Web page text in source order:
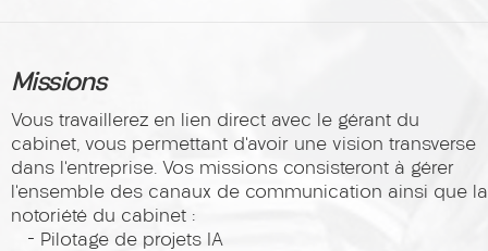
Missions
Vous travaillerez en lien direct avec le gérant du
cabinet, vous permettant d’avoir une vision transverse
dans l’entreprise. Vos missions consisteront à gérer
l’ensemble des canaux de communication ainsi que la
notoriété du cabinet :
- Pilotage de projets IA